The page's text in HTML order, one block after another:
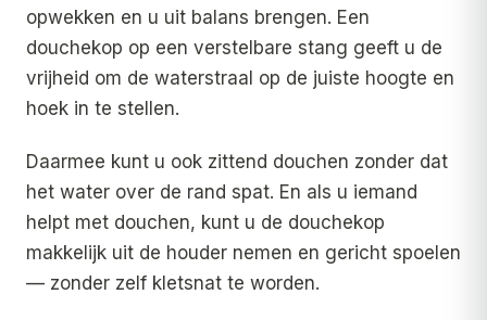
opwekken en u uit balans brengen. Een
douchekop op een verstelbare stang geeft u de
vrijheid om de waterstraal op de juiste hoogte en
hoek in te stellen.
Daarmee kunt u ook zittend douchen zonder dat
het water over de rand spat. En als u iemand
helpt met douchen, kunt u de douchekop
makkelijk uit de houder nemen en gericht spoelen
— zonder zelf kletsnat te worden.